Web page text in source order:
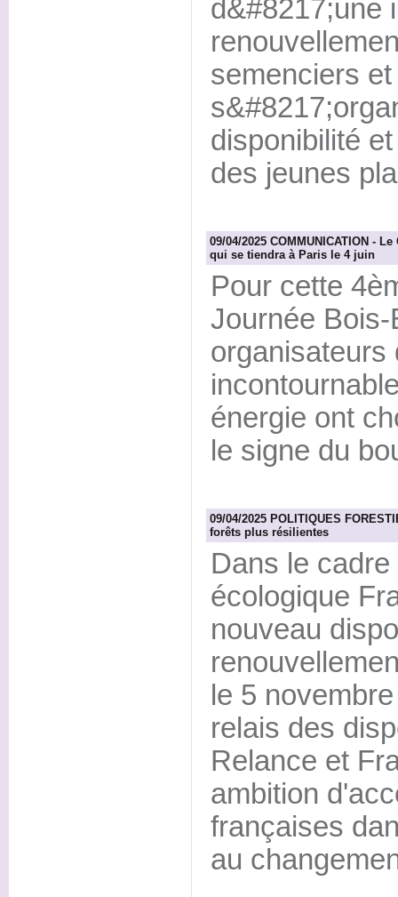
d&#8217;une
semenciers
disponibilité
des jeunes
09/04/2025 COMMUNICATION -
qui se tiendra à Paris le 4 juin
Pour cette
Journée
organisateurs
énergie ont
le signe du
09/04/2025 POLITIQUES
forêts plus résilientes
Dans le
écologique
nouveau
le 5
relais des
Relance et
ambition
françaises
au